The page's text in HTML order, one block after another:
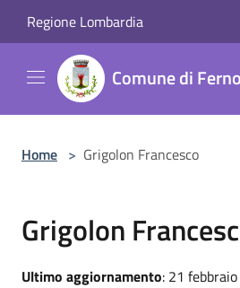
Regione Lombardia
Comune di Ferno
Home > Grigolon Francesco
Grigolon
Ultimo aggiornamento: 21